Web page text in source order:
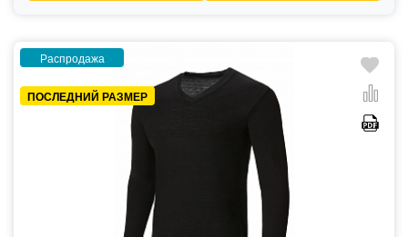
Распродажа
ПОСЛЕДНИЙ РАЗМЕР